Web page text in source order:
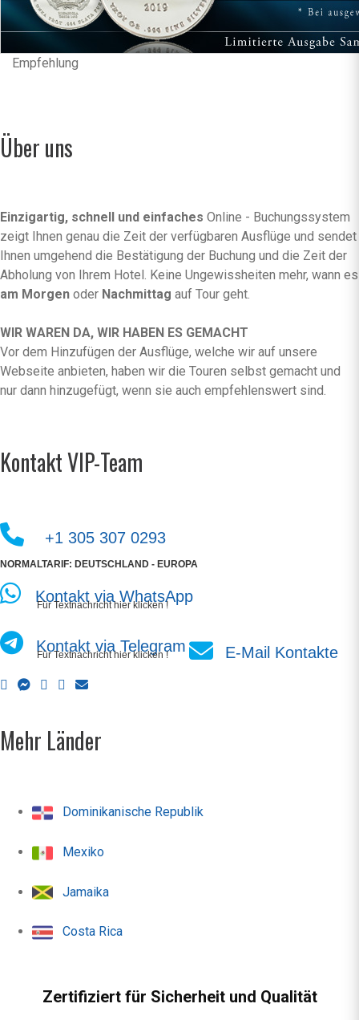
Empfehlung
Über uns
Einzigartig, schnell und einfaches Online - Buchungssystem
zeigt Ihnen genau die Zeit der verfügbaren Ausflüge und sendet
Ihnen umgehend die Bestätigung der Buchung und die Zeit der
Abholung von Ihrem Hotel. Keine Ungewissheiten mehr, wann es
am Morgen oder Nachmittag auf Tour geht.
WIR WAREN DA, WIR HABEN ES GEMACHT
Vor dem Hinzufügen der Ausflüge, welche wir auf unsere
Webseite anbieten, haben wir die Touren selbst gemacht und
nur dann hinzugefügt, wenn sie auch empfehlenswert sind.
Kontakt VIP-Team
+1 305 307 0293
NORMALTARIF: DEUTSCHLAND - EUROPA
Kontakt via WhatsApp
Für Textnachricht hier klicken !
Kontakt via Telegram
Für Textnachricht hier klicken ! E-Mail Kontakte
Mehr Länder
Dominikanische Republik
Mexiko
Jamaika
Costa Rica
Zertifiziert für Sicherheit und Qualität